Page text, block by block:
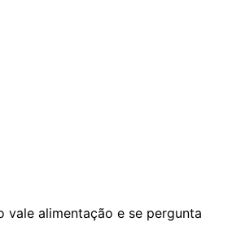
vale alimentação e se pergunta